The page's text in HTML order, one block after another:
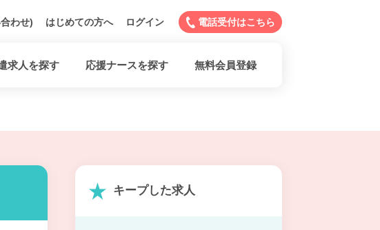
わせ) はじめての方へ ログイン 電話受付はこちら
求人を探す 応援ナースを探す 無料会員登録
キープした求人